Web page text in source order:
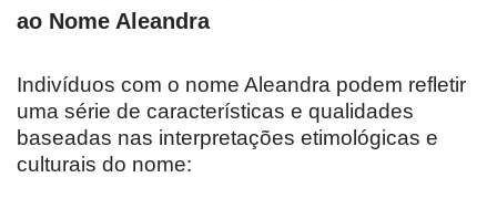
ao Nome Aleandra
Indivíduos com o nome Aleandra podem refletir
uma série de características e qualidades
baseadas nas interpretações etimológicas e
culturais do nome: